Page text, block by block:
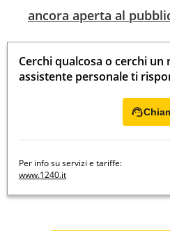
ancora aperta al
Cerchi qualcosa o cerchi
assistente personale ti
Per info su servizi e tariffe:
www.1240.it